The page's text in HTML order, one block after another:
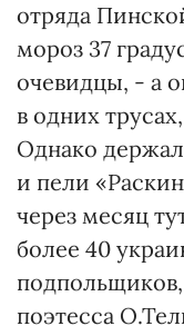
отряда
мороз 37
очевидцы, - а
в одних
Однако
и пели
через месяц
более 40
поэтесса